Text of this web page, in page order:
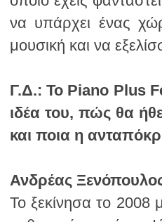
μουσική και να
Γ.Δ.:
και ποια η
Ανδρέας